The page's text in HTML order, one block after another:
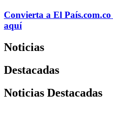
Convierta a El País.com.co
aquí
Noticias
Destacadas
Noticias Destacadas